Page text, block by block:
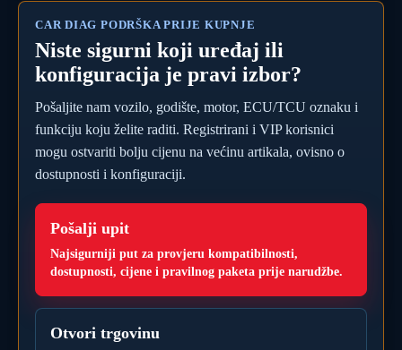
CAR DIAG PODRŠKA PRIJE KUPNJE
Niste sigurni koji uređaj ili
konfiguracija je pravi izbor?
Pošaljite nam vozilo, godište, motor, ECU/TCU oznaku i
funkciju koju želite raditi. Registrirani i VIP korisnici
mogu ostvariti bolju cijenu na većinu artikala, ovisno o
dostupnosti i konfiguraciji.
Pošalji upit
Najsigurniji put za provjeru kompatibilnosti,
dostupnosti, cijene i pravilnog paketa prije narudžbe.
Otvori trgovinu